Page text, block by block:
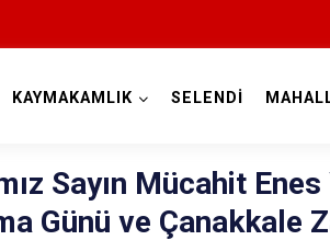
KAYMAKAMLIK SELENDİ
Sayın Mücahit
Günü ve Çanakkale